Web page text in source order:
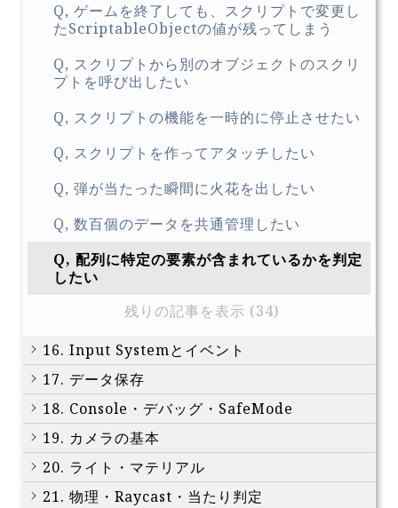
Q, ゲームを終了しても、スクリプトで変更し
たScriptableObjectの値が残ってしまう
Q, スクリプトから別のオブジェクトのスクリ
プトを呼び出したい
Q, スクリプトの機能を一時的に停止させたい
Q, スクリプトを作ってアタッチしたい
Q, 弾が当たった瞬間に火花を出したい
Q, 数百個のデータを共通管理したい
Q, 配列に特定の要素が含まれているかを判定
したい
残りの記事を表示 (34)
16. Input Systemとイベント
17. データ保存
18. Console・デバッグ・SafeMode
19. カメラの基本
20. ライト・マテリアル
21. 物理・Raycast・当たり判定